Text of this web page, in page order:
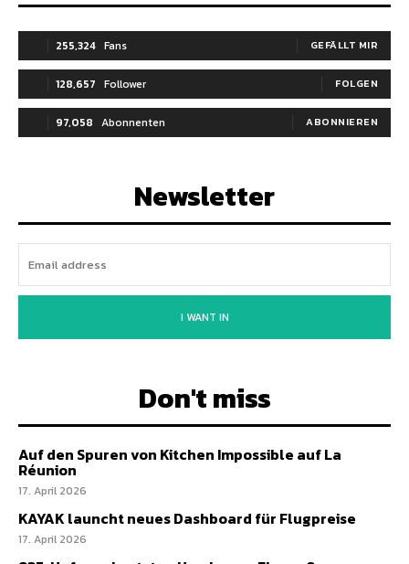
255,324 Fans GEFÄLLT MIR
128,657 Follower FOLGEN
97,058 Abonnenten ABONNIEREN
Newsletter
I WANT IN
Don't miss
Auf den Spuren von Kitchen Impossible auf La
Réunion
17. April 2026
KAYAK launcht neues Dashboard für Flugpreise
17. April 2026